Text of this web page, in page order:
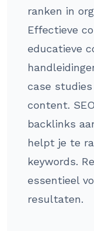
ranken in
Effectieve
educatieve
case
content.
backlinks
helpt je te
keywords.
essentieel
resultaten.